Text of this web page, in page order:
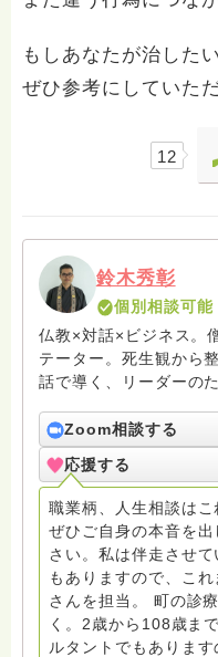
もしあなたが治した
ぜひ参考にしていた
12
鈴木秀彰
個別相談可能
仏教×対話×ビジネス。
テーター。死生観から
話で導く、リーダーの
いう営みを通じて、人
きる場をひらいています。 ※お坊さん回答の中に
光浄」がおりますが当
したものでございます
い
Zoom相談する
応援する
職業柄、人生相談はこ
ぜひご自身の本音を
さい。私は伴走させ
もありますので、こ
さんを担当。 町の診
く。2歳から108歳ま
ルタントでもありま